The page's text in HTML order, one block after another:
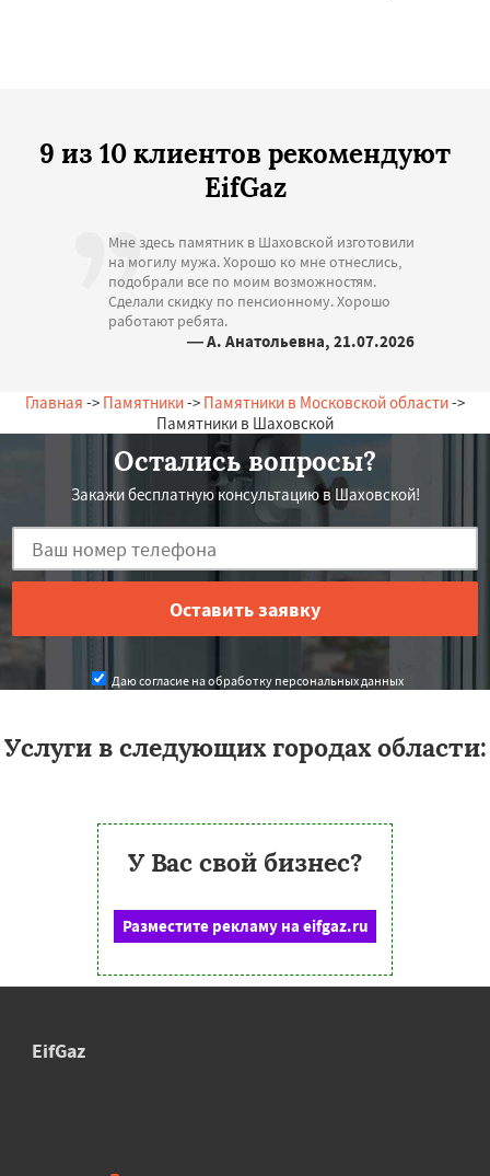
9 из 10 клиентов рекомендуют
EifGaz
Мне здесь памятник в Шаховской изготовили
на могилу мужа. Хорошо ко мне отнеслись,
подобрали все по моим возможностям.
Сделали скидку по пенсионному. Хорошо
работают ребята.
— А. Анатольевна, 21.07.2026
Главная -> Памятники-> Памятники в Московской области->
Памятники в Шаховской
Остались вопросы?
Закажи бесплатную консультацию в Шаховской!
Даю согласие на обработку персональных данных
Услуги в следующих городах области:
У Вас свой бизнес?
Разместите рекламу на eifgaz.ru
EifGaz